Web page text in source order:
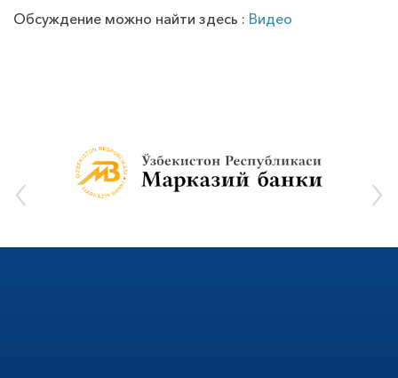
Обсуждение можно найти здесь : Видео
‹ ›